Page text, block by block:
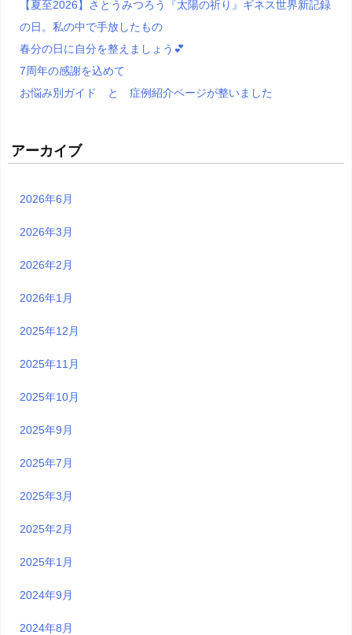
【夏至2026】さとうみつろう『太陽の祈り』ギネス世界新記録
の日。私の中で手放したもの
春分の日に自分を整えましょう💕
7周年の感謝を込めて
お悩み別ガイド と 症例紹介ページが整いました
アーカイブ
2026年6月
2026年3月
2026年2月
2026年1月
2025年12月
2025年11月
2025年10月
2025年9月
2025年7月
2025年3月
2025年2月
2025年1月
2024年9月
2024年8月